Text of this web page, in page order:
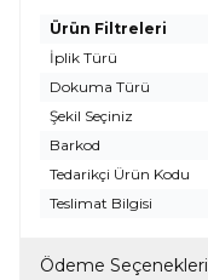
Ürün Filtreleri
İplik Türü
Dokuma Türü
Şekil Seçiniz
Barkod
Tedarikçi Ürün Kodu
Teslimat Bilgisi
Ödeme Seçenekleri